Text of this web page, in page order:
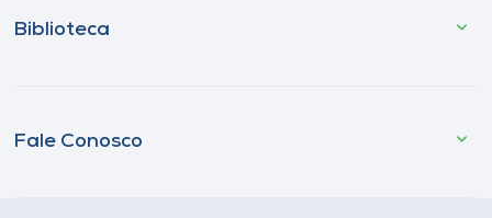
Biblioteca
Fale Conosco